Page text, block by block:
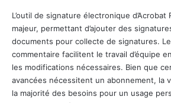
L’outil de signature électronique
majeur, permettant d’ajouter des
documents pour collecte de signatures.
commentaire facilitent le travail d’équipe
les modifications nécessaires. Bien que
avancées nécessitent un abonnement, la
la majorité des besoins pour un usage